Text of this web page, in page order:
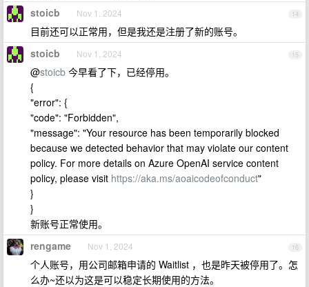
14
stoicb Nov 1, 2024
目前还可以正常用，但是我还是注册了新的账号。
15
stoicb Nov 1, 2024
@stoicb 今早看了下，已经停用。
{
"error": {
"code": "Forbidden",
"message": "Your resource has been temporarily blocked
because we detected behavior that may violate our content
policy. For more details on Azure OpenAI service content
policy, please visit https://aka.ms/aoaicodeofconduct"
}
}
新账号正常使用。
16
rengame Nov 1, 2024
个人账号，用公司邮箱申请的 Waitlist ，也是昨天被停用了。怎
么办~还以为这是可以稳定长期使用的方法。